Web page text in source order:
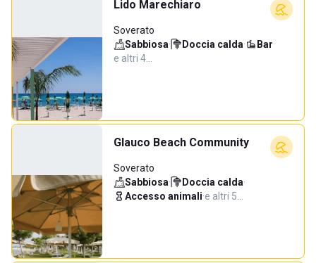
Lido Marechiaro
Soverato
Sabbiosa· Doccia calda· Bar·
e altri 4…
Glauco Beach Community
Soverato
Sabbiosa· Doccia calda·
Accesso animali·e altri 5…